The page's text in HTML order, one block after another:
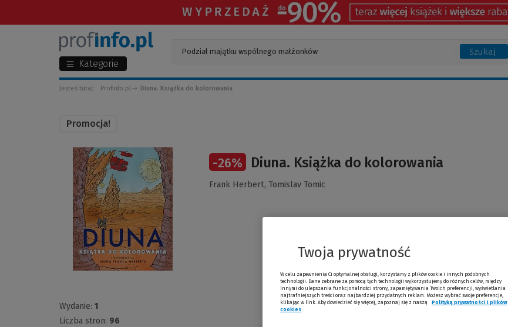
Kategorie
Szukaj
Jesteś tutaj: Profinfo.pl Diuna. Książka do kolorowania
Promocja!
(Link
innej
strony)
Wydanie: 1
Liczba stron: 96
-26% Diuna. Książka do kolorowania
Frank Herbert, Tomislav Tomic
Twoja prywatność
W celu zapewnienia Ci optymalnej obsługi, korzystamy z plików cookie i innych podobnych
technologii. Dane zebrane za pomocą tych technologii wykorzystujemy do różnych celów, między
innymi do ulepszania funkcjonalności strony, zapamiętywania Twoich preferencji, wyświetlania
najtrafniejszych treści oraz najbardziej przydatnych reklam. Możesz wybrać swoje preferencje,
klikając w link. Aby dowiedzieć się więcej, zapoznaj się z naszą
Polityką prywatności i plików
cookies